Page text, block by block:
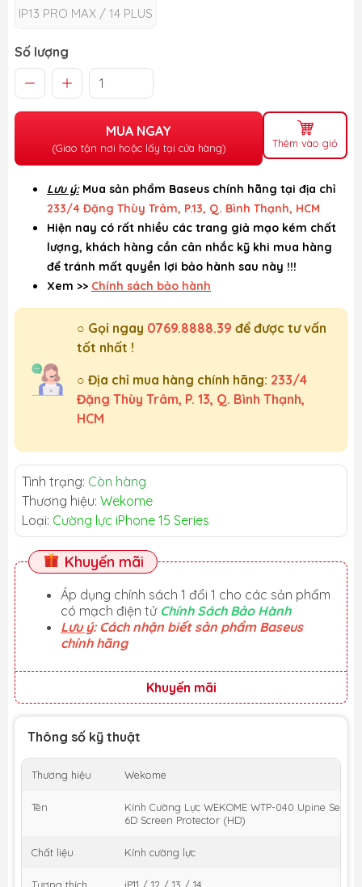
IP13 PRO MAX / 14 PLUS
Số lượng
MUA NGAY
(Giao tận nơi hoặc lấy tại cửa hàng) Thêm vào giỏ
Lưu ý: Mua sản phẩm Baseus chính hãng tại địa chỉ
233/4 Đặng Thùy Trâm, P.13, Q. Bình Thạnh, HCM
Hiện nay có rất nhiều các trang giả mạo kém chất
lượng, khách hàng cần cân nhắc kỹ khi mua hàng
để tránh mất quyền lợi bảo hành sau này !!!
Xem >> Chính sách bảo hành
○ Gọi ngay 0769.8888.39 để được tư vấn
tốt nhất !
○ Địa chỉ mua hàng chính hãng: 233/4
Đặng Thùy Trâm, P. 13, Q. Bình Thạnh,
HCM
Tình trạng: Còn hàng
Thương hiệu: Wekome
Loại: Cường lực iPhone 15 Series
Khuyến mãi
Áp dụng chính sách 1 đổi 1 cho các sản phẩm
có mạch điện tử Chính Sách Bảo Hành
Lưu ý: Cách nhận biết sản phẩm Baseus
chính hãng
Khuyến mãi
Thông số kỹ thuật
Thương hiệu Wekome
Tên
Kính Cường Lực WEKOME WTP-040 Upine
6D Screen Protector (HD)
Chất liệu Kính cường lực
Tương thích iP11 / 12 / 13 / 14